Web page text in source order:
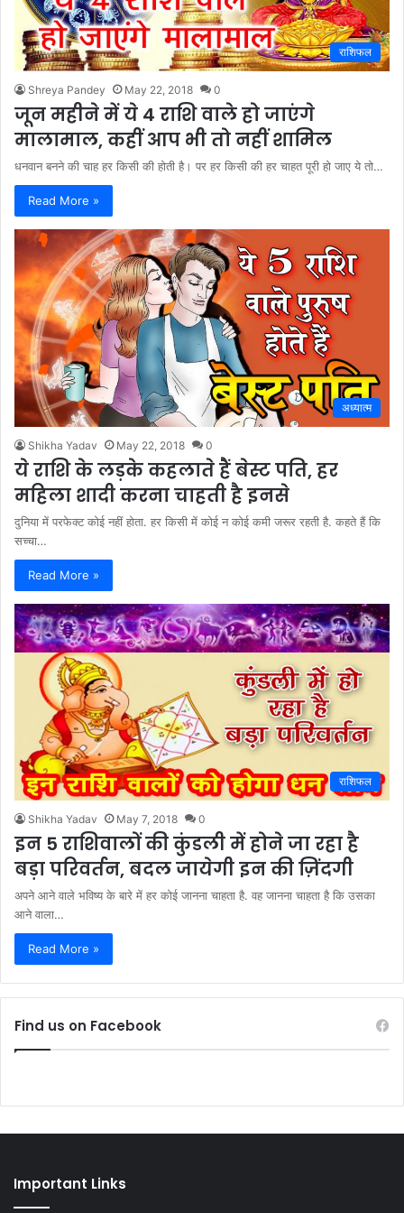
राशिफल
Shreya Pandey May 22, 2018 0
जून महीने में ये 4 राशि वाले हो जाएंगे
मालामाल, कहीं आप भी तो नहीं शामिल
धनवान बनने की चाह हर किसी की होती है। पर हर किसी की हर चाहत पूरी हो जाए ये तो…
Read More »
अध्यात्म
Shikha Yadav May 22, 2018 0
ये राशि के लड़के कहलाते हैं बेस्ट पति, हर
महिला शादी करना चाहती है इनसे
दुनिया में परफेक्ट कोई नहीं होता. हर किसी में कोई न कोई कमी जरूर रहती है. कहते हैं कि
सच्चा…
Read More »
राशिफल
Shikha Yadav May 7, 2018 0
इन 5 राशिवालों की कुंडली में होने जा रहा है
बड़ा परिवर्तन, बदल जायेगी इन की ज़िंदगी
अपने आने वाले भविष्य के बारे में हर कोई जानना चाहता है. वह जानना चाहता है कि उसका
आने वाला…
Read More »
Find us on Facebook
Important Links